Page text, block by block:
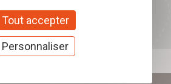
des chèques cadeaux
Tout accepter
Personnaliser